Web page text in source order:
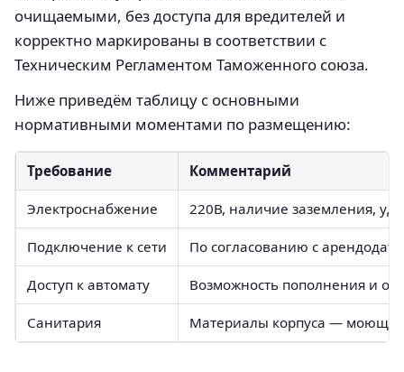
очищаемыми, без доступа для вредителей и
корректно маркированы в соответствии с
Техническим Регламентом Таможенного союза.
Ниже приведём таблицу с основными
нормативными моментами по размещению:
Требование Комментарий
Электроснабжение 220В, наличие заземления,
Подключение к сети По согласованию с
Доступ к автомату Возможность пополнения и
Санитария Материалы корпуса —